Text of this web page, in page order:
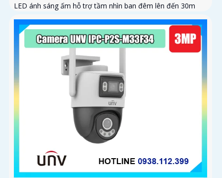
LED ánh sáng ấm hỗ trợ tầm nhìn ban đêm lên đến 30m
vừa chiếu sáng vừa cảnh báo với độ phân giải 4